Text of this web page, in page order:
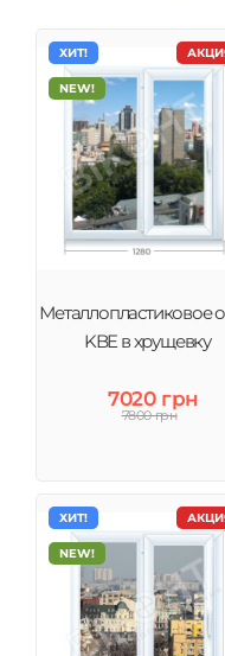
качеством,
ХИТ!
NEW!
Металлопластиковое
KBE в хрущевку
7020 грн
7800 грн
ХИТ!
NEW!